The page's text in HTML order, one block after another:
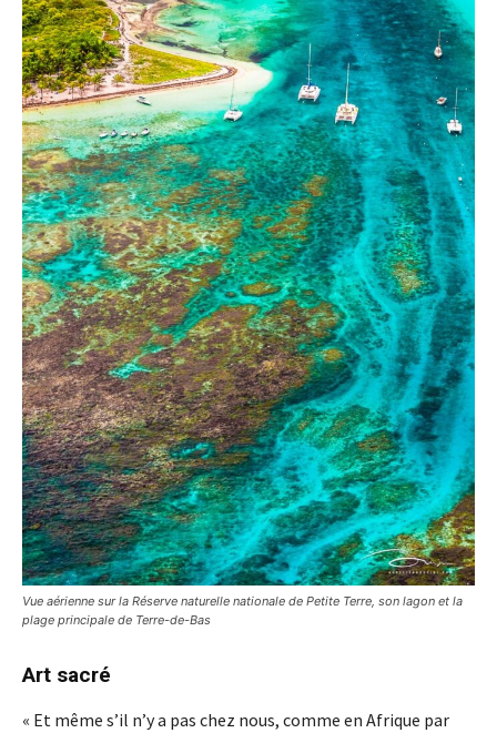
Vue aérienne sur la Réserve naturelle nationale de Petite Terre, son lagon et la
plage principale de Terre-de-Bas
Art sacré
« Et même s’il n’y a pas chez nous, comme en Afrique par